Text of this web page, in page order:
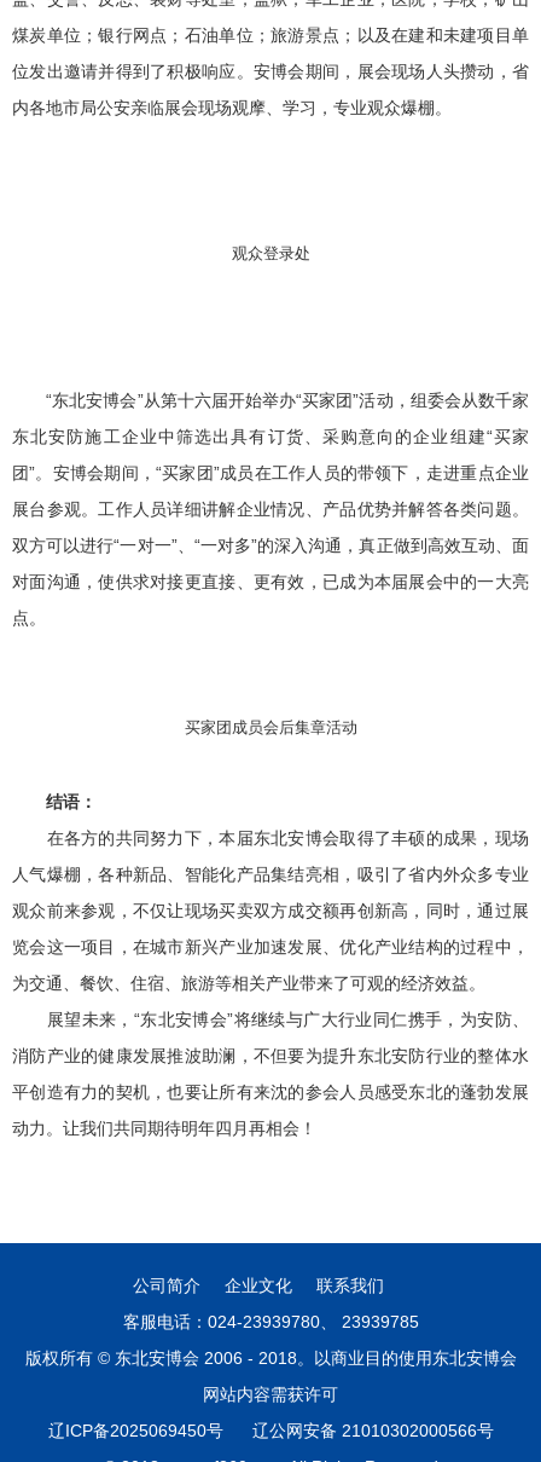
煤炭单位；银行网点；石油单位；旅游景点；以及在建和未建项目单
位发出邀请并得到了积极响应。安博会期间，展会现场人头攒动，省
内各地市局公安亲临展会现场观摩、学习，专业观众爆棚。
观众登录处
“东北安博会”从第十六届开始举办“买家团”活动，组委会从数千家
东北安防施工企业中筛选出具有订货、采购意向的企业组建“买家
团”。安博会期间，“买家团”成员在工作人员的带领下，走进重点企业
展台参观。工作人员详细讲解企业情况、产品优势并解答各类问题。
双方可以进行“一对一”、“一对多”的深入沟通，真正做到高效互动、面
对面沟通，使供求对接更直接、更有效，已成为本届展会中的一大亮
点。
买家团成员会后集章活动
结语：
在各方的共同努力下，本届东北安博会取得了丰硕的成果，现场
人气爆棚，各种新品、智能化产品集结亮相，吸引了省内外众多专业
观众前来参观，不仅让现场买卖双方成交额再创新高，同时，通过展
览会这一项目，在城市新兴产业加速发展、优化产业结构的过程中，
为交通、餐饮、住宿、旅游等相关产业带来了可观的经济效益。
展望未来，“东北安博会”将继续与广大行业同仁携手，为安防、
消防产业的健康发展推波助澜，不但要为提升东北安防行业的整体水
平创造有力的契机，也要让所有来沈的参会人员感受东北的蓬勃发展
动力。让我们共同期待明年四月再相会！
公司简介 企业文化
联系我们
客服电话：024-23939780、 23939785
版权所有 © 东北安博会 2006 - 2018。以商业目的使用东北安博会
网站内容需获许可
辽ICP备2025069450号
辽公网安备 21010302000566号